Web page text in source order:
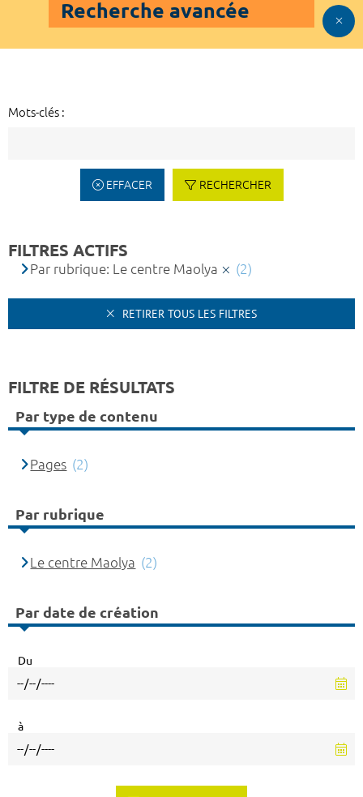
Recherche avancée
Mots-clés :
EFFACER RECHERCHER
FILTRES ACTIFS
Par rubrique: Le centre Maolya (2)
RETIRER TOUS LES FILTRES
FILTRE DE RÉSULTATS
Par type de contenu
Pages (2)
Par rubrique
Le centre Maolya (2)
Par date de création
Du
à